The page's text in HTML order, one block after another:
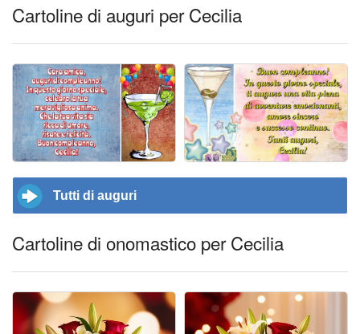
Cartoline di auguri per Cecilia
Tutti di auguri
Cartoline di onomastico per Cecilia